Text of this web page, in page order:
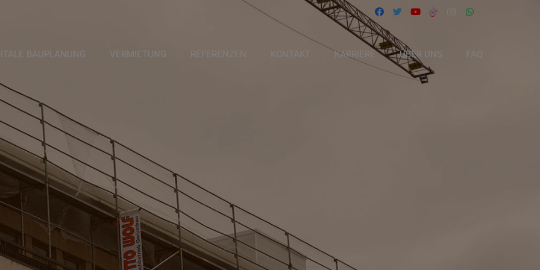
BAUPLANUNG VERMIETUNG REFERENZEN KONTAKT KARRIERE ÜBER UNS FAQ